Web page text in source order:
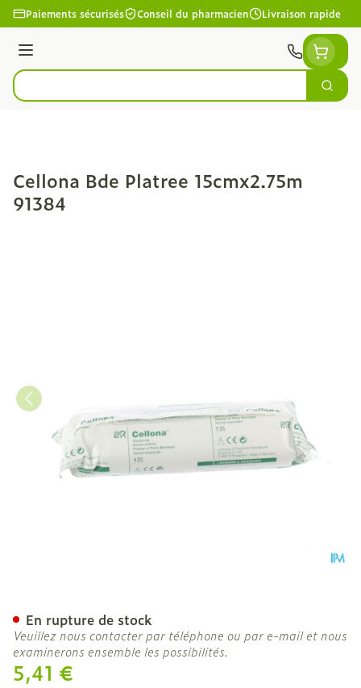
Aller au contenu
Paiements sécurisés Conseil du pharmacien Livraison rapide
Menu
Rechercher
Cellona Bde Platree 15cmx2.75m
91384
5,41 €
En rupture de stock
Veuillez nous contacter par téléphone ou par e-mail et nous
examinerons ensemble les possibilités.